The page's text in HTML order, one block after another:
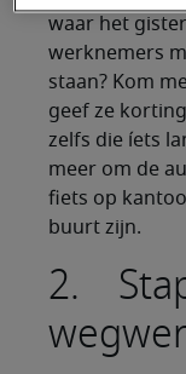
waar het
werknemers
staan? Kom
geef ze
zelfs die íets
meer om de
fiets op
buurt zijn.
2.